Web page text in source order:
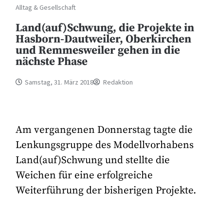
Alltag & Gesellschaft
Land(auf)Schwung, die Projekte in
Hasborn-Dautweiler, Oberkirchen
und Remmesweiler gehen in die
nächste Phase
Samstag, 31. März 2018 Redaktion
Am vergangenen Donnerstag tagte die
Lenkungsgruppe des Modellvorhabens
Land(auf)Schwung und stellte die
Weichen für eine erfolgreiche
Weiterführung der bisherigen Projekte.